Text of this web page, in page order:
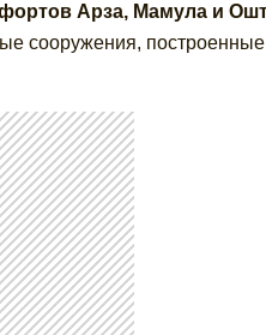
Арза, Мамула и
сооружения,